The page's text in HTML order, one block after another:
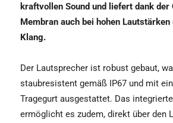
kraftvollen Sound und liefert dank der
Membran auch bei hohen
Klang.
Der Lautsprecher ist robust gebaut,
staubresistent gemäß IP67 und mit
Tragegurt ausgestattet. Das
ermöglicht es zudem, direkt über den